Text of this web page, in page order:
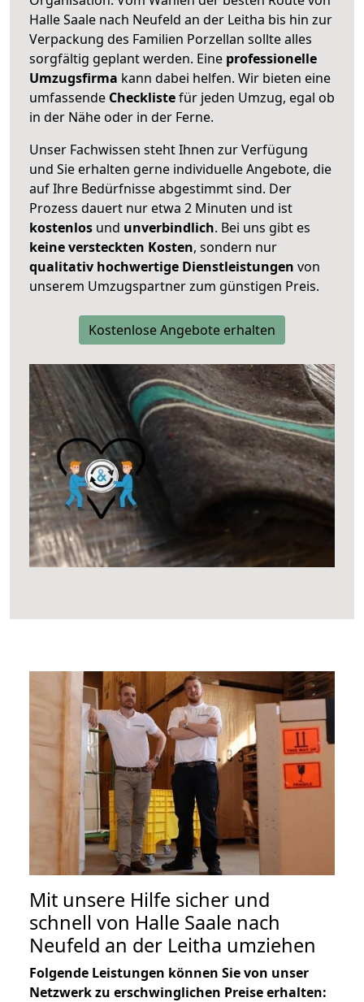
Halle Saale nach Neufeld an der Leitha bis hin zur
Verpackung des Familien Porzellan sollte alles
sorgfältig geplant werden. Eine professionelle
Umzugsfirma kann dabei helfen. Wir bieten eine
umfassende Checklistefür jeden Umzug, egal ob
in der Nähe oder in der Ferne.
Unser Fachwissen steht Ihnen zur Verfügung
und Sie erhalten gerne individuelle Angebote, die
auf Ihre Bedürfnisse abgestimmt sind. Der
Prozess dauert nur etwa 2 Minuten und ist
kostenlos und unverbindlich. Bei uns gibt es
keine versteckten Kosten, sondern nur
qualitativ hochwertige Dienstleistungen von
unserem Umzugspartner zum günstigen Preis.
Kostenlose Angebote erhalten
Mit unsere Hilfe sicher und
schnell von Halle Saale nach
Neufeld an der Leitha umziehen
Folgende Leistungen können Sie von unser
Netzwerk zu erschwinglichen Preise erhalten: